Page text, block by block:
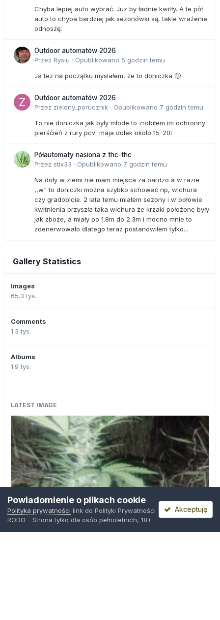
Chyba lepiej auto wybrać. Juz by ładnie kwitły. A te pół
auto to chyba bardziej jak sezonówki są, takie wrażenie
odnoszę.
Outdoor automatów 2026
Przez Rysiu · Opublikowano 5 godzin temu
Ja tez na początku myslałem, że to doniczka 🙂
Outdoor automatów 2026
Przez zielony_porucznik · Opublikowano 7 godzin temu
To nie doniczka jak były młode to zrobiłem im ochronny
pierśćień z rury pcv maja dołek około 15-20l
Półautomaty nasiona z thc-thc
Przez stix33 · Opublikowano 7 godzin temu
Na doły w ziemi nie mam miejsca za bardzo a w razie
,,w" to doniczki można szybko schować np, wichura
czy gradobicie. 2 lata temu miałem sezony i w połowie
kwitnienia przyszła taka wichura że krzaki położone były
jak zboże, a miały po 1.8m do 2.3m i mocno mnie to
zdenerwowało dlatego teraz postanowiłem tylko...
Gallery Statistics
Images
65.3 tys.
Comments
1.3 tys.
Albums
1.9 tys.
LATEST IMAGE
Powiadomienie o plikach cookie
Polityka prywatności link do Polityki Prywatności
RODO - Strona tylko dla osób pełnoletnich, 18+
Akceptuję